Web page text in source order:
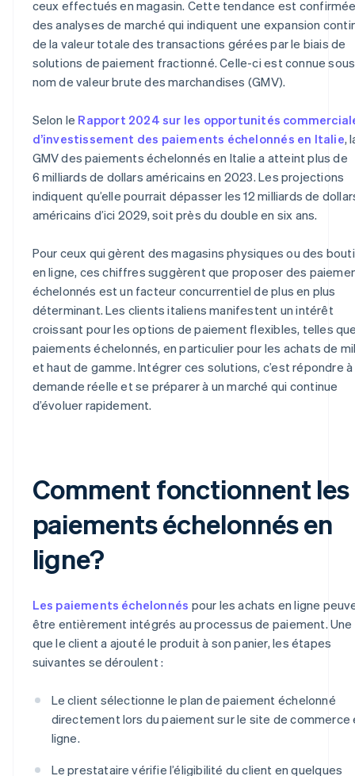
ceux effectués en magasin. Cette tendance est
des analyses de marché qui indiquent une expansion
de la valeur totale des transactions gérées par le biais de
solutions de paiement fractionné. Celle-ci est connue
nom de valeur brute des marchandises (GMV).
Selon le Rapport 2024 sur les opportunités
d’investissement des paiements échelonnés en Italie,
GMV des paiements échelonnés en Italie a atteint plus de
6 milliards de dollars américains en 2023. Les projections
indiquent qu’elle pourrait dépasser les 12 milliards de
américains d’ici 2029, soit près du double en six ans.
Pour ceux qui gèrent des magasins physiques ou des
en ligne, ces chiffres suggèrent que proposer des
échelonnés est un facteur concurrentiel de plus en plus
déterminant. Les clients italiens manifestent un intérêt
croissant pour les options de paiement flexibles, telles
paiements échelonnés, en particulier pour les achats de
et haut de gamme. Intégrer ces solutions, c’est répondre à
demande réelle et se préparer à un marché qui continue
d’évoluer rapidement.
Comment fonctionnent les
paiements échelonnés en
ligne?
Les paiements échelonnés pour les achats en ligne
être entièrement intégrés au processus de paiement.
que le client a ajouté le produit à son panier, les étapes
suivantes se déroulent :
Le client sélectionne le plan de paiement échelonné
directement lors du paiement sur le site de commerce
ligne.
Le prestataire vérifie l’éligibilité du client en quelques